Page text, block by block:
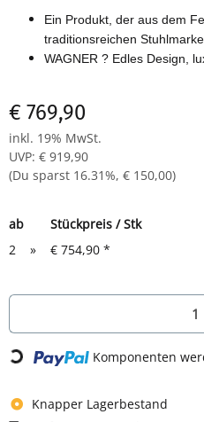
Ein Produkt, der aus dem
traditionsreichen Stuhlmarke
WAGNER ? Edles Design,
€ 769,90
inkl. 19% MwSt.
UVP: € 919,90
(Du sparst 16.31%, € 150,00)
ab
Stückpreis / Stk
2
» € 754,90 *
Loading... Komponenten
Knapper Lagerbestand